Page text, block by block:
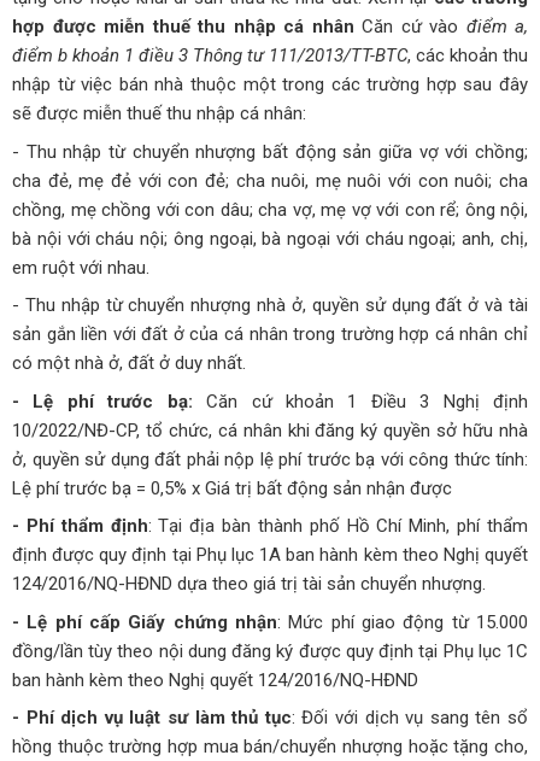
hợp được miễn thuế thu nhập cá nhân Căn cứ vào điểm a,
điểm b khoản 1 điều 3 Thông tư 111/2013/TT-BTC, các khoản thu
nhập từ việc bán nhà thuộc một trong các trường hợp sau đây
sẽ được miễn thuế thu nhập cá nhân:
- Thu nhập từ chuyển nhượng bất động sản giữa vợ với chồng;
cha đẻ, mẹ đẻ với con đẻ; cha nuôi, mẹ nuôi với con nuôi; cha
chồng, mẹ chồng với con dâu; cha vợ, mẹ vợ với con rể; ông nội,
bà nội với cháu nội; ông ngoại, bà ngoại với cháu ngoại; anh, chị,
em ruột với nhau.
- Thu nhập từ chuyển nhượng nhà ở, quyền sử dụng đất ở và tài
sản gắn liền với đất ở của cá nhân trong trường hợp cá nhân chỉ
có một nhà ở, đất ở duy nhất.
- Lệ phí trước bạ: Căn cứ khoản 1 Điều 3 Nghị định
10/2022/NĐ-CP, tổ chức, cá nhân khi đăng ký quyền sở hữu nhà
ở, quyền sử dụng đất phải nộp lệ phí trước bạ với công thức tính:
Lệ phí trước bạ = 0,5% x Giá trị bất động sản nhận được
- Phí thẩm định: Tại địa bàn thành phố Hồ Chí Minh, phí thẩm
định được quy định tại Phụ lục 1A ban hành kèm theo Nghị quyết
124/2016/NQ-HĐND dựa theo giá trị tài sản chuyển nhượng.
- Lệ phí cấp Giấy chứng nhận: Mức phí giao động từ 15.000
đồng/lần tùy theo nội dung đăng ký được quy định tại Phụ lục 1C
ban hành kèm theo Nghị quyết 124/2016/NQ-HĐND
- Phí dịch vụ luật sư làm thủ tục: Đối với dịch vụ sang tên sổ
hồng thuộc trường hợp mua bán/chuyển nhượng hoặc tặng cho,